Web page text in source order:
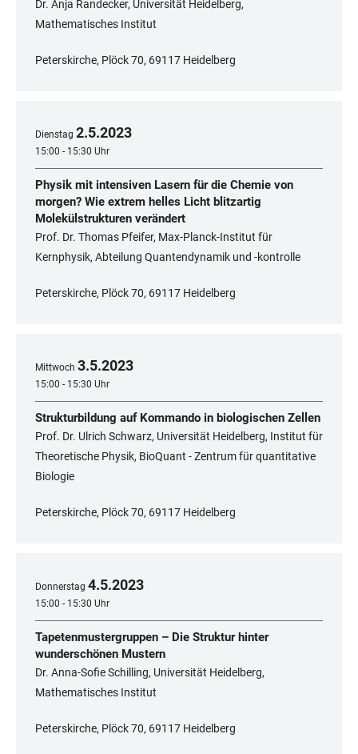
Dr. Anja Randecker, Universität Heidelberg,
Mathematisches Institut
Peterskirche, Plöck 70, 69117 Heidelberg
Dienstag 2.5.2023
15:00 - 15:30 Uhr
Physik mit intensiven Lasern für die Chemie von
morgen? Wie extrem helles Licht blitzartig
Molekülstrukturen verändert
Prof. Dr. Thomas Pfeifer, Max-Planck-Institut für
Kernphysik, Abteilung Quantendynamik und -kontrolle
Peterskirche, Plöck 70, 69117 Heidelberg
Mittwoch 3.5.2023
15:00 - 15:30 Uhr
Strukturbildung auf Kommando in biologischen Zellen
Prof. Dr. Ulrich Schwarz, Universität Heidelberg, Institut für
Theoretische Physik, BioQuant - Zentrum für quantitative
Biologie
Peterskirche, Plöck 70, 69117 Heidelberg
Donnerstag 4.5.2023
15:00 - 15:30 Uhr
Tapetenmustergruppen – Die Struktur hinter
wunderschönen Mustern
Dr. Anna-Sofie Schilling, Universität Heidelberg,
Mathematisches Institut
Peterskirche, Plöck 70, 69117 Heidelberg